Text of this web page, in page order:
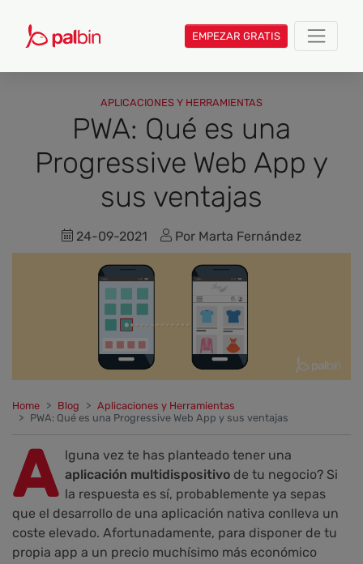
EMPEZAR GRATIS
APLICACIONES Y HERRAMIENTAS
PWA: Qué es una
Progressive Web App y
sus ventajas
24-09-2021 Por Marta Fernández
Home Blog
Aplicaciones y Herramientas
PWA: Qué es una Progressive Web App y sus ventajas
A lguna vez te has planteado tener una
aplicación multidispositivo de tu negocio? Si
la respuesta es sí, probablemente ya sepas
que el desarrollo de una aplicación nativa conlleva un
coste elevado. Afortunadamente, para disponer de tu
propia app a un precio muchísimo más económico